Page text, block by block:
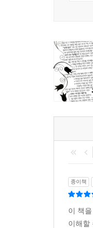
아까의 진
'유이치가
순간적인
사람이란
싶지 않은
천히 생각
나는 정신
말 맛있다
서 있는 꼴
로 미끄러
종이책
이 책
이해할